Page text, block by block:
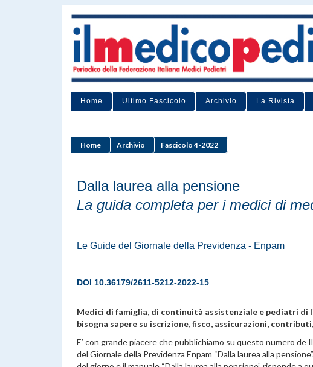
Home Ultimo Fascicolo Archivio La Rivista
Home Archivio Fascicolo 4-2022
Dalla laurea alla pensione
La guida completa per i medici di
Le Guide del Giornale della Previdenza - Enpam
DOI 10.36179/2611-5212-2022-15
Medici di famiglia, di continuità assistenziale e pediatri
bisogna sapere su iscrizione, fisco, assicurazioni,
E’ con grande piacere che pubblichiamo su questo numero
del Giornale della Previdenza Enpam “Dalla laurea alla